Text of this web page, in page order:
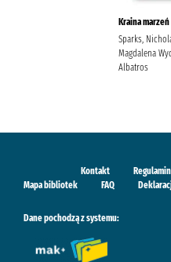
Kraina
Sparks,
Magdalena
Albatros
Kontakt Regulamin
Mapa bibliotek
FAQ
Dane pochodzą z systemu: